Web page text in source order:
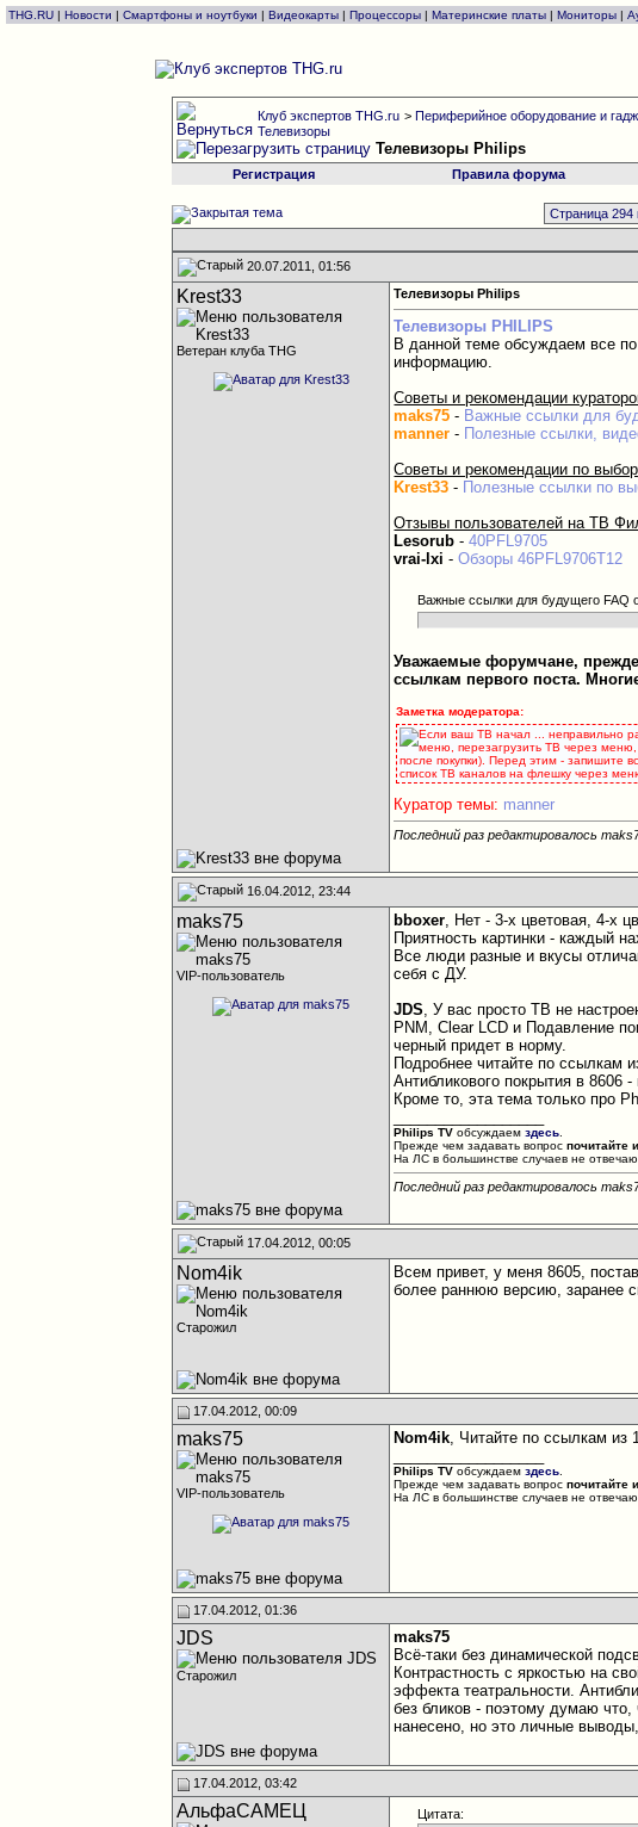
THG.RU | Новости | Смартфоны и ноутбуки | Видеокарты | Процессоры | Материнские платы | Мониторы |
Клуб экспертов THG.ru >Периферийное оборудование и
Телевизоры
Телевизоры Philips
Регистрация Правила форума
Страница 294
20.07.2011, 01:56
Krest33
Ветеран клуба THG
Телевизоры Philips
Телевизоры PHILIPS
В данной теме обсуждаем все
информацию.
Советы и рекомендации
maks75 - Важные ссылки для
manner - Полезные ссылки,
Советы и рекомендации по
Krest33 - Полезные ссылки по
Отзывы пользователей на ТВ
Lesorub -40PFL9705
vrai-lxi -Обзоры 46PFL9706T12
Важные ссылки для будущего FAQ
Уважаемые форумчане,
ссылкам первого поста.
Заметка модератора:
Если ваш ТВ начал ... неправильно
меню, перезагрузить ТВ через меню,
после покупки). Перед этим - запишите
список ТВ каналов на флешку через
Куратор темы: manner
Последний раз редактировалось
16.04.2012, 23:44
maks75
VIP-пользователь
bboxer, Нет - 3-х цветовая, 4-х
Приятность картинки - каждый
Все люди разные и вкусы
себя с ДУ.
JDS, У вас просто ТВ не
PNM, Clear LCD и Подавление
черный придет в норму.
Подробнее читайте по ссылкам
Антибликового покрытия в
Кроме то, эта тема только про
Philips TV обсуждаемздесь
Прежде чем задавать вопроспочитайте
На ЛС в большинстве случаев не
Последний раз редактировалось
17.04.2012, 00:05
Nom4ik
Старожил
Всем привет, у меня 8605,
более раннюю версию, заранее
17.04.2012, 00:09
maks75
VIP-пользователь
Nom4ik, Читайте по ссылкам из
Philips TV обсуждаемздесь
Прежде чем задавать вопроспочитайте
На ЛС в большинстве случаев не
17.04.2012, 01:36
JDS
Старожил
maks75
Всё-таки без динамической
Контрастность с яркостью на
эффекта театральности.
без бликов - поэтому думаю что,
нанесено, но это личные
17.04.2012, 03:42
АльфаСАМЕЦ Цитата: